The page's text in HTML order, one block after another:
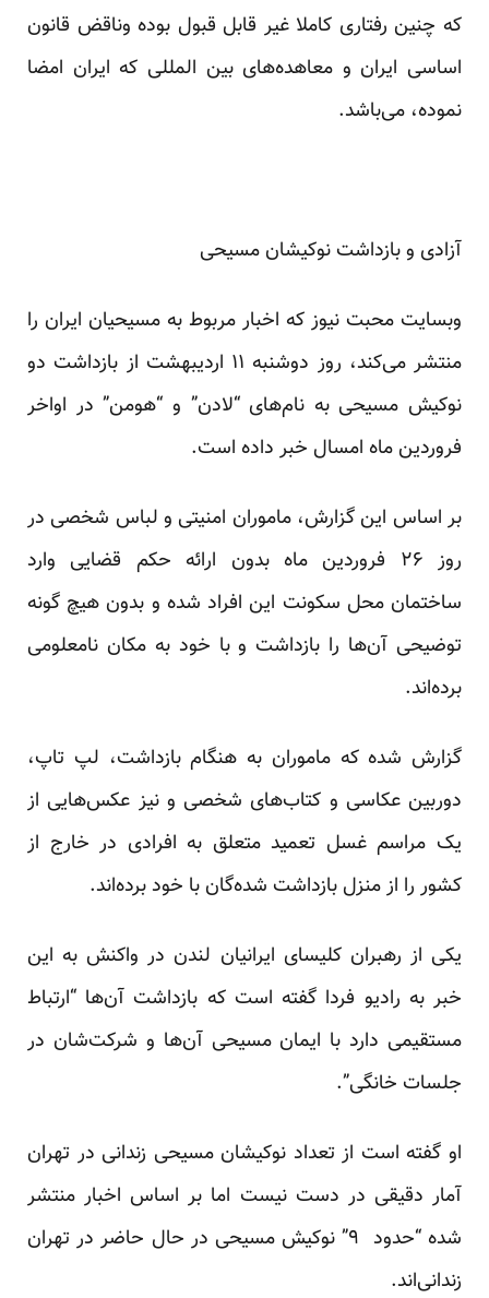
که چنین رفتاری کاملا غیر قابل قبول بوده وناقض قانون
اساسی ایران و معاهده‌های بین المللی که ایران امضا
نموده، می‌باشد.
آزادی و بازداشت نوکیشان مسیحی
وبسایت محبت نیوز که اخبار مربوط به مسیحیان ایران را
منتشر می‌کند، روز دوشنبه ۱۱ اردیبهشت از بازداشت دو
نوکیش مسیحی به نام‌های “لادن” و “هومن” در اواخر
فروردین ماه امسال خبر داده است.
بر اساس این گزارش، ماموران امنیتی و لباس شخصی در
روز ۲۶ فروردین ماه بدون ارائه حکم قضایی وارد
ساختمان محل سکونت این افراد شده و بدون هیچ گونه
توضیحی آن‌ها را بازداشت و با خود به مکان نامعلومی
برده‌اند.
گزارش شده که ماموران به هنگام بازداشت، لپ تاپ،
دوربین عکاسی و کتاب‌های شخصی و نیز عکس‌هایی از
یک مراسم غسل تعمید متعلق به افرادی در خارج از
کشور را از منزل بازداشت شده‌گان با خود برده‌اند.
یکی از رهبران کلیسای ایرانیان لندن در واکنش به این
خبر به رادیو فردا گفته است که بازداشت آن‌ها “ارتباط
مستقیمی دارد با ایمان مسیحی آن‌ها و شرکت‌شان در
جلسات خانگی”.
او گفته است از تعداد نوکیشان مسیحی زندانی در تهران
آمار دقیقی در دست نیست اما بر اساس اخبار منتشر
شده “حدود ۹” نوکیش مسیحی در حال حاضر در تهران
زندانی‌اند.